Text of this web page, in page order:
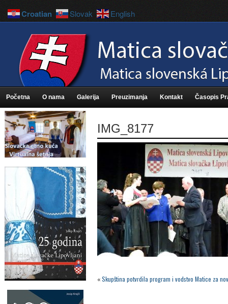
Početna O nama Galerija Preuzimanja Kontakt Časopis
IMG_8177
«Skupština potvrdila program i vodstvo Matice za
Croatian Slovak English